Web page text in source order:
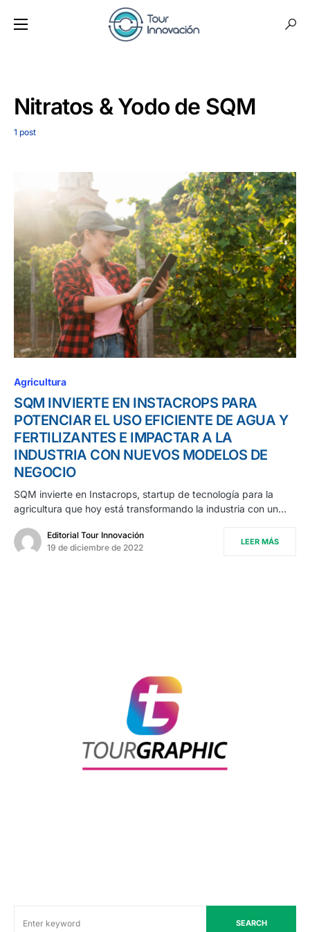
Nitratos & Yodo de SQM
1 post
Agricultura
SQM INVIERTE EN INSTACROPS PARA
POTENCIAR EL USO EFICIENTE DE AGUA Y
FERTILIZANTES E IMPACTAR A LA
INDUSTRIA CON NUEVOS MODELOS DE
NEGOCIO
SQM invierte en Instacrops, startup de tecnología para la
agricultura que hoy está transformando la industria con un…
Editorial Tour Innovación
19 de diciembre de 2022
LEER MÁS
SEARCH